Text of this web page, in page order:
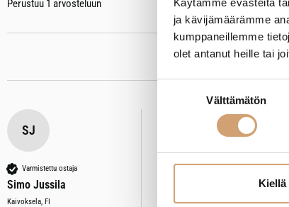
Käytämme evästeitä
ja kävijämäärämme
kumppaneillemme
olet antanut heille tai
Välttämätön
Kiellä
Perustuu 1 arvosteluun
SJ
Varmistettu ostaja
Simo Jussila
Kaivoksela, FI
Yaxell Zen kokkiveitsi 20cm